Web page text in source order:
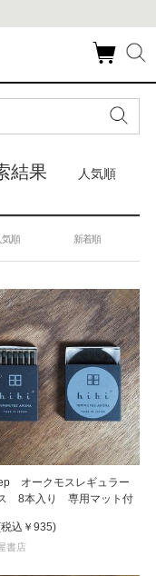
結果
人気順
気順 新着順
オークモスレギュラー
8本入り 専用マット付
込 ￥935)
書店